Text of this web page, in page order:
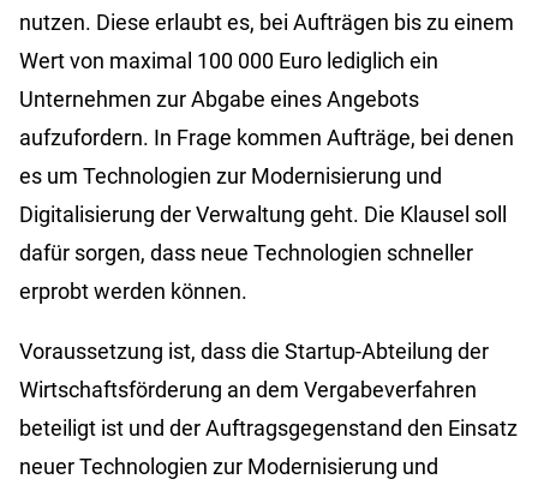
nutzen. Diese erlaubt es, bei Aufträgen bis zu einem
Wert von maximal 100 000 Euro lediglich ein
Unternehmen zur Abgabe eines Angebots
aufzufordern. In Frage kommen Aufträge, bei denen
es um Technologien zur Modernisierung und
Digitalisierung der Verwaltung geht. Die Klausel soll
dafür sorgen, dass neue Technologien schneller
erprobt werden können.
Voraussetzung ist, dass die Startup-Abteilung der
Wirtschaftsförderung an dem Vergabeverfahren
beteiligt ist und der Auftragsgegenstand den Einsatz
neuer Technologien zur Modernisierung und